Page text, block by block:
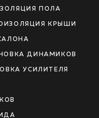
ПОЛА
КРЫШИ
ДИНАМИКОВ
УСИЛИТЕЛЯ